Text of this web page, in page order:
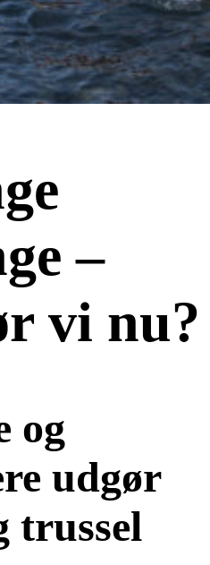
–
vi nu?
og
udgør
trussel